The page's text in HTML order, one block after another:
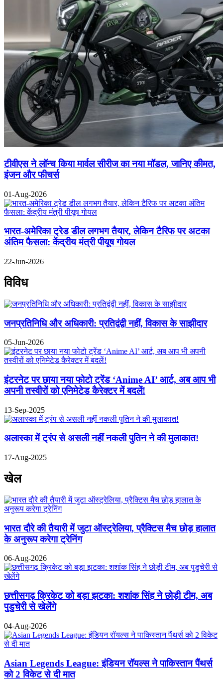
टीवीएस ने लॉन्च किया मार्वल सीरीज का नया मॉडल, जानिए कीमत,
इंजन और फीचर्स
01-Aug-2026
भारत-अमेरिका ट्रेड डील लगभग तैयार, लेकिन टैरिफ पर अटका
अंतिम फैसला: केंद्रीय मंत्री पीयूष गोयल
22-Jun-2026
विविध
जनप्रतिनिधि और अधिकारी: प्रतिद्वंद्वी नहीं, विकास के साझीदार
05-Jun-2026
इंटरनेट पर छाया नया फोटो ट्रेंड ‘Anime AI’ आर्ट, अब आप भी
अपनी तस्वीरों को एनिमेटेड कैरेक्टर में बदलें!
13-Sep-2025
अलास्का में ट्रंप से असली नहीं नकली पुतिन ने की मुलाकात!
17-Aug-2025
खेल
भारत दौरे की तैयारी में जुटा ऑस्ट्रेलिया, प्रैक्टिस मैच छोड़ हालात
के अनुरूप करेगा ट्रेनिंग
06-Aug-2026
छत्तीसगढ़ क्रिकेट को बड़ा झटका: शशांक सिंह ने छोड़ी टीम, अब
पुडुचेरी से खेलेंगे
04-Aug-2026
Asian Legends League: इंडियन रॉयल्स ने पाकिस्तान पैंथर्स
को 2 विकेट से दी मात